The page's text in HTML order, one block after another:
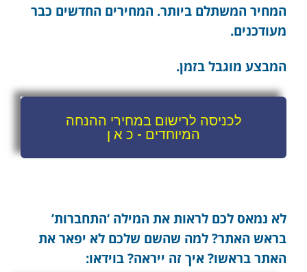
המחיר המשתלם ביותר. המחירים החדשים כבר
מעודכנים.
המבצע מוגבל בזמן.
לכניסה לרישום במחירי ההנחה
המיוחדים - כ א ן
לא נמאס לכם לראות את המילה ‘התחברות’
בראש האתר? למה שהשם שלכם לא יפאר את
האתר בראשו? איך זה ייראה? בוידאו: